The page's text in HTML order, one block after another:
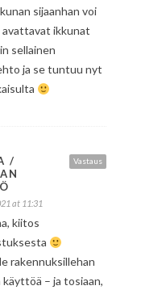
sijaanhan voi
avattavat ikkunat
sellainen
ja se tuntuu nyt
Vastaus
/
at 11:31
kiitos
rakennuksillehan
käyttöä – ja tosiaan,